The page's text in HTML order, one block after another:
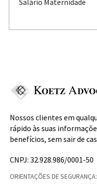
Salário Maternidade
Nossos clientes em
rápido às suas
benefícios, sem sair de
CNPJ: 32.928.986/0001-50
ORIENTAÇÕES DE